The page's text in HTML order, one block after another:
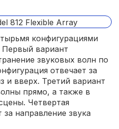
конфигурациями
Первый вариант
звуковых волн по
отвечает за
и вверх. Третий вариант
прямо, а также в
Четвертая
за направление звука